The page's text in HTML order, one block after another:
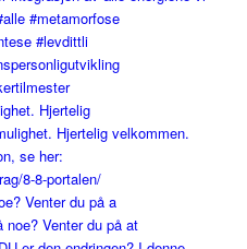
Hjertelig
Venter du på a